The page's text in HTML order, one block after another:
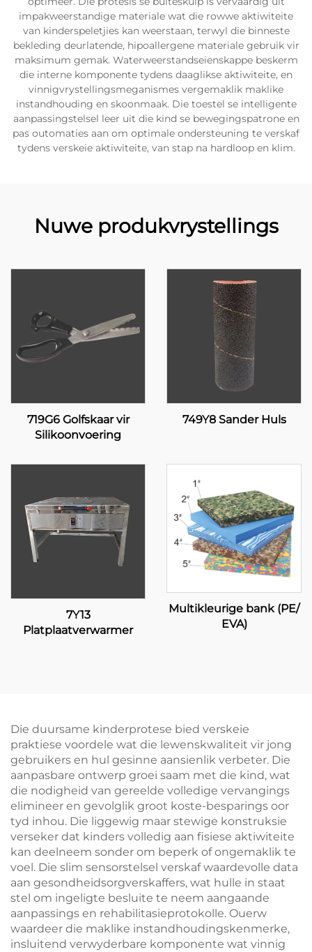
impakweerstandige materiale wat die rowwe aktiwiteite
van kinderspeletjies kan weerstaan, terwyl die binneste
bekleding deurlatende, hipoallergene materiale gebruik vir
maksimum gemak. Waterweerstandseienskappe beskerm
die interne komponente tydens daaglikse aktiwiteite, en
vinnigvrystellingsmeganismes vergemaklik maklike
instandhouding en skoonmaak. Die toestel se intelligente
aanpassingstelsel leer uit die kind se bewegingspatrone en
pas outomaties aan om optimale ondersteuning te verskaf
tydens verskeie aktiwiteite, van stap na hardloop en klim.
Nuwe produkvrystellings
719G6 Golfskaar vir
Silikoonvoering
749Y8 Sander Huls
7Y13
Platplaatverwarmer
Multikleurige bank (PE/
EVA)
Die duursame kinderprotese bied verskeie
praktiese voordele wat die lewenskwaliteit vir jong
gebruikers en hul gesinne aansienlik verbeter. Die
aanpasbare ontwerp groei saam met die kind, wat
die nodigheid van gereelde volledige vervangings
elimineer en gevolglik groot koste-besparings oor
tyd inhou. Die liggewig maar stewige konstruksie
verseker dat kinders volledig aan fisiese aktiwiteite
kan deelneem sonder om beperk of ongemaklik te
voel. Die slim sensorstelsel verskaf waardevolle data
aan gesondheidsorgverskaffers, wat hulle in staat
stel om ingeligte besluite te neem aangaande
aanpassings en rehabilitasieprotokolle. Ouerw
waardeer die maklike instandhoudingskenmerke,
insluitend verwyderbare komponente wat vinnig